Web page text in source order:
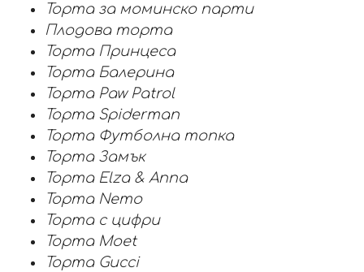
Торта за моминско парти
Плодова торта
Торта Принцеса
Торта Балерина
Торта Paw Patrol
Торта Spiderman
Торта Футболна топка
Торта Замък
Торта Elza & Anna
Торта Nemo
Торта с цифри
Торта Moet
Торта Gucci